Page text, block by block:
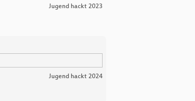
Jugend hackt 2023
Jugend hackt 2024